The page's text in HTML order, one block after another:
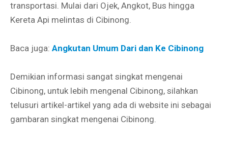
transportasi. Mulai dari Ojek, Angkot, Bus hingga
Kereta Api melintas di Cibinong.
Baca juga: Angkutan Umum Dari dan Ke Cibinong
Demikian informasi sangat singkat mengenai
Cibinong, untuk lebih mengenal Cibinong, silahkan
telusuri artikel-artikel yang ada di website ini sebagai
gambaran singkat mengenai Cibinong.